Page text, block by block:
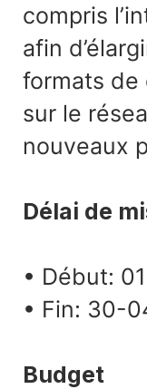
compris
afin
formats
sur le
nouveaux
Délai de
• Début:
• Fin: 30-
Budget